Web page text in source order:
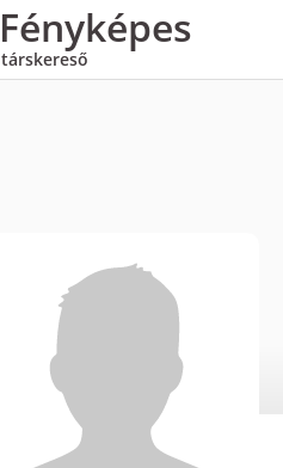
Fényképes
társkereső